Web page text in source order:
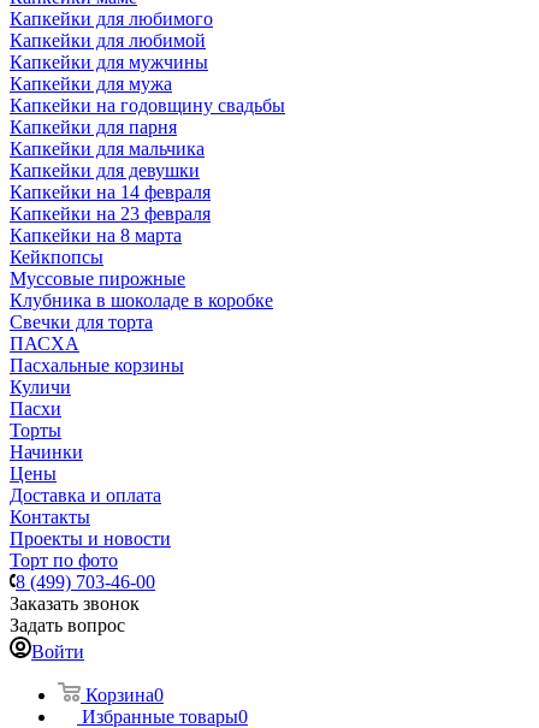
Капкейки для любимого
Капкейки для любимой
Капкейки для мужчины
Капкейки для мужа
Капкейки на годовщину свадьбы
Капкейки для парня
Капкейки для мальчика
Капкейки для девушки
Капкейки на 14 февраля
Капкейки на 23 февраля
Капкейки на 8 марта
Кейкпопсы
Муссовые пирожные
Клубника в шоколаде в коробке
Свечки для торта
ПАСХА
Пасхальные корзины
Куличи
Пасхи
Торты
Начинки
Цены
Доставка и оплата
Контакты
Проекты и новости
Торт по фото
8 (499) 703-46-00
Заказать звонок
Задать вопрос
Войти
Корзина0
Избранные товары0